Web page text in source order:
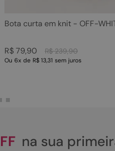
Bota curta em knit - OFF-
R$ 239,90
R$ 79,90
Ou 6x de R$ 13,31 sem juros
na sua